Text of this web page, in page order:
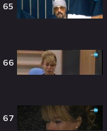
65
66
67